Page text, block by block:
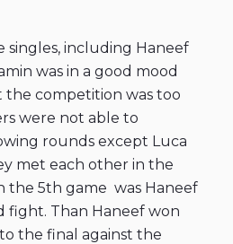
including Haneef
was in a good mood
competition was too
were not able to
rounds except Luca
met each other in the
the 5th game was Haneef
fight. Than Haneef won
the final against the